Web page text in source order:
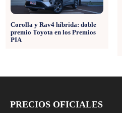
Corolla y Rav4 híbrida: doble
premio Toyota en los Premios
PIA
PRECIOS OFICIALES